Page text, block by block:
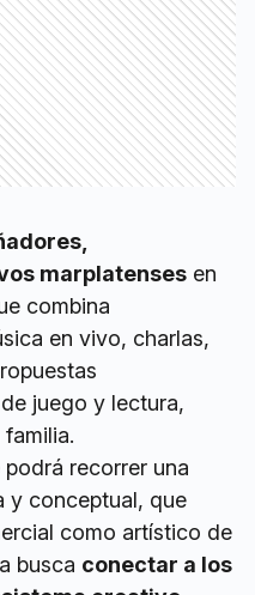
marplatenses en
combina
en vivo, charlas,
juego y lectura,
recorrer una
y conceptual, que
como artístico de
busca conectar a los